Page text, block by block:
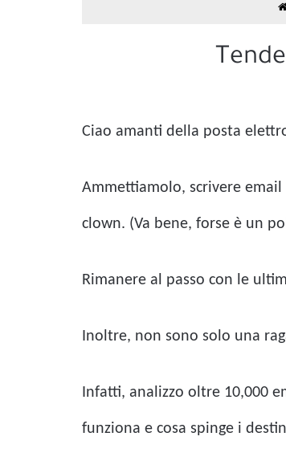
Ciao amanti della posta
Ammettiamolo, scrivere
clown. (Va bene, forse è un
Rimanere al passo con le
Inoltre, non sono solo una
Infatti, analizzo oltre 10,000
funziona e cosa spinge i